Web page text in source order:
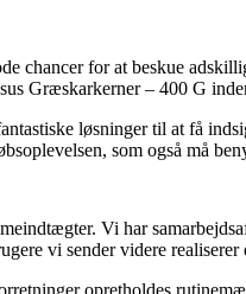
chancer for at beskue
Græskarkerner – 400 G
løsninger til at få
som også må
Vi har
vi sender videre realiserer
opretholdes